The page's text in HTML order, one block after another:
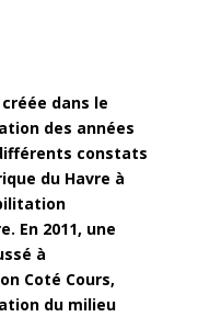
dans le
des années
constats
du Havre à
En 2011, une
à
Coté Cours,
du milieu